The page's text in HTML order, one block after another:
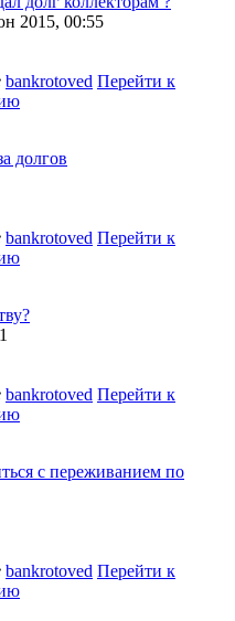
2015, 00:55
bankrotoved Перейти к
долгов
bankrotoved Перейти к
bankrotoved Перейти к
с переживанием по
bankrotoved Перейти к